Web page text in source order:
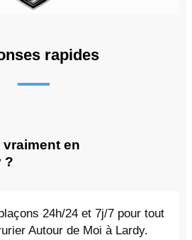
rapides
en
?
24h/24 et 7j/7 pour tout
Autour de Moi à Lardy.